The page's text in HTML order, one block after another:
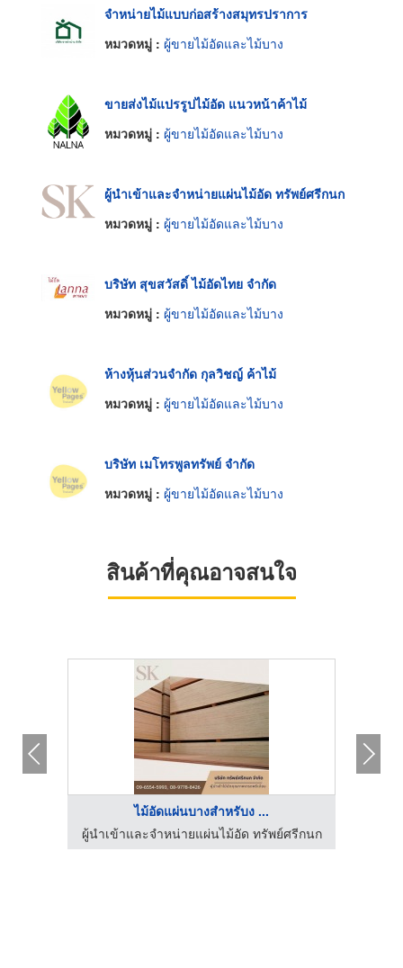
จำหน่ายไม้แบบก่อสร้างสมุทรปราการ
หมวดหมู่ : ผู้ขายไม้อัดและไม้บาง
ขายส่งไม้แปรรูปไม้อัด แนวหน้าค้าไม้
หมวดหมู่ : ผู้ขายไม้อัดและไม้บาง
ผู้นำเข้าและจำหน่ายแผ่นไม้อัด ทรัพย์ศรีกนก
หมวดหมู่ : ผู้ขายไม้อัดและไม้บาง
บริษัท สุขสวัสดิ์ ไม้อัดไทย จำกัด
หมวดหมู่ : ผู้ขายไม้อัดและไม้บาง
ห้างหุ้นส่วนจำกัด กุลวิชญ์ ค้าไม้
หมวดหมู่ : ผู้ขายไม้อัดและไม้บาง
บริษัท เมโทรพูลทรัพย์ จำกัด
หมวดหมู่ : ผู้ขายไม้อัดและไม้บาง
สินค้าที่คุณอาจสนใจ
ไม้อัดแผ่นบางสำหรับง ...
ผู้นำเข้าและจำหน่ายแผ่นไม้อัด ทรัพย์ศรีกนก